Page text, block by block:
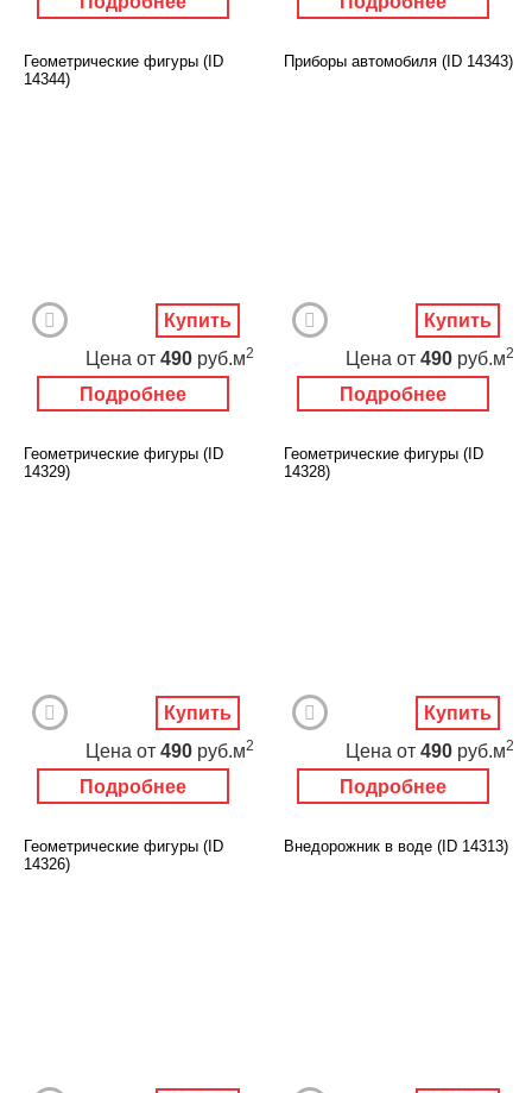
Геометрические фигуры (ID
14344)
Подробнее
Цена от 490 руб.м2
Купить
Приборы автомобиля (ID 14343)
Подробнее
Цена от 490 руб.м2
Купить
Геометрические фигуры (ID
14329)
Подробнее
Цена от 490 руб.м2
Купить
Геометрические фигуры (ID
14328)
Подробнее
Цена от 490 руб.м2
Купить
Геометрические фигуры (ID
14326)
Внедорожник в воде (ID 14313)